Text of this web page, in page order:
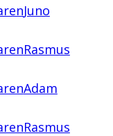
Juno
Rasmus
Adam
Rasmus